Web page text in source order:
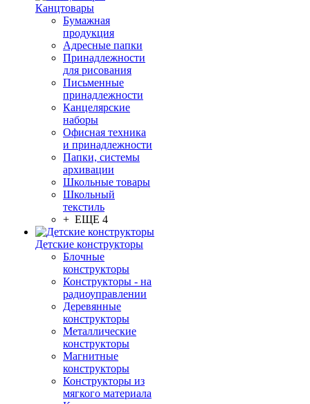
Канцтовары
Бумажная
продукция
Адресные папки
Принадлежности
для рисования
Письменные
принадлежности
Канцелярские
наборы
Офисная техника
и принадлежности
Папки, системы
архивации
Школьные товары
Школьный
текстиль
+ ЕЩЕ 4
Детские конструкторы
Блочные
конструкторы
Конструкторы - на
радиоуправлении
Деревянные
конструкторы
Металлические
конструкторы
Магнитные
конструкторы
Конструкторы из
мягкого материала